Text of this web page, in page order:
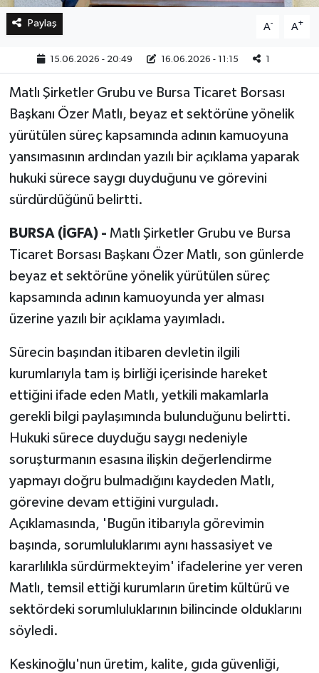
Paylaş A- A+
15.06.2026 - 20:49 16.06.2026 - 11:15 1
Matlı Şirketler Grubu ve Bursa Ticaret Borsası
Başkanı Özer Matlı, beyaz et sektörüne yönelik
yürütülen süreç kapsamında adının kamuoyuna
yansımasının ardından yazılı bir açıklama yaparak
hukuki sürece saygı duyduğunu ve görevini
sürdürdüğünü belirtti.
BURSA (İGFA) - Matlı Şirketler Grubu ve Bursa
Ticaret Borsası Başkanı Özer Matlı, son günlerde
beyaz et sektörüne yönelik yürütülen süreç
kapsamında adının kamuoyunda yer alması
üzerine yazılı bir açıklama yayımladı.
Sürecin başından itibaren devletin ilgili
kurumlarıyla tam iş birliği içerisinde hareket
ettiğini ifade eden Matlı, yetkili makamlarla
gerekli bilgi paylaşımında bulunduğunu belirtti.
Hukuki sürece duyduğu saygı nedeniyle
soruşturmanın esasına ilişkin değerlendirme
yapmayı doğru bulmadığını kaydeden Matlı,
görevine devam ettiğini vurguladı.
Açıklamasında, 'Bugün itibarıyla görevimin
başında, sorumluluklarımı aynı hassasiyet ve
kararlılıkla sürdürmekteyim' ifadelerine yer veren
Matlı, temsil ettiği kurumların üretim kültürü ve
sektördeki sorumluluklarının bilincinde olduklarını
söyledi.
Keskinoğlu'nun üretim, kalite, gıda güvenliği,